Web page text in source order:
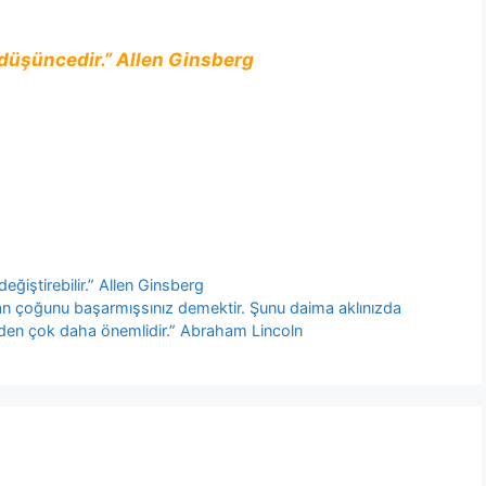
Allen Ginsberg
Allen Ginsberg
çoğunu başarmışsınız demektir. Şunu daima aklınızda
çok daha önemlidir.” Abraham Lincoln